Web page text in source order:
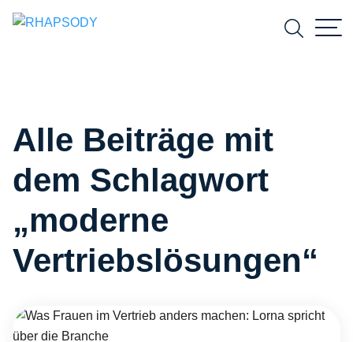
Suchen
Alle Beiträge mit
dem Schlagwort
„moderne
Vertriebslösungen“